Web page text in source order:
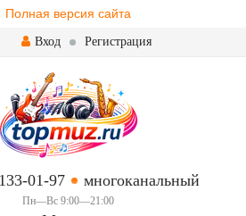
Полная версия сайта
Вход Регистрация
01-97 многоканальный
Пн—Вс 9:00—21:00